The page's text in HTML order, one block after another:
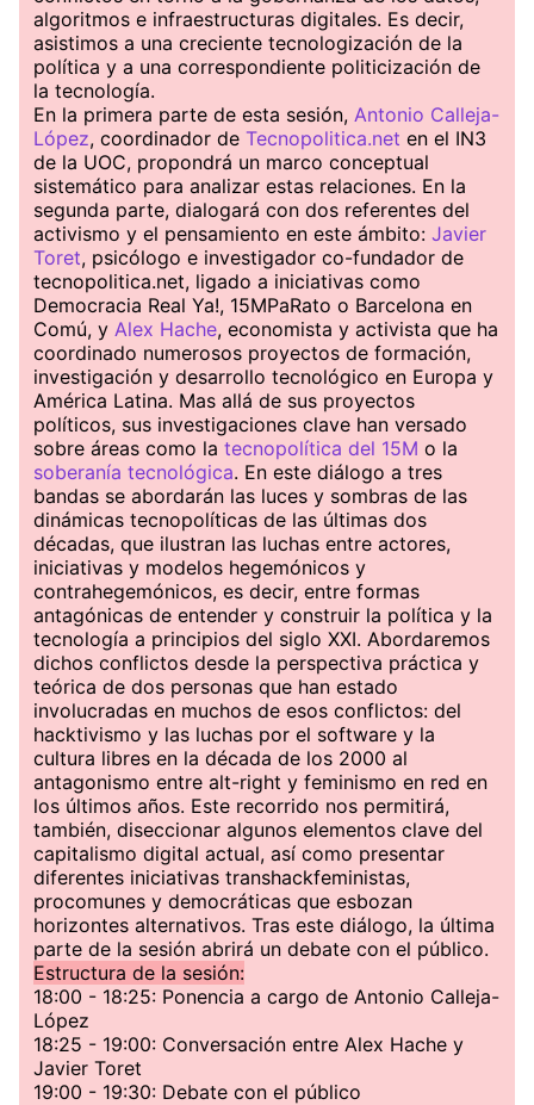
algoritmos e infraestructuras digitales. Es decir,
asistimos a una creciente tecnologización de la
política y a una correspondiente politicización de
la tecnología.
En la primera parte de esta sesión, Antonio Calleja-
López, coordinador de Tecnopolitica.net en el IN3
de la UOC, propondrá un marco conceptual
sistemático para analizar estas relaciones. En la
segunda parte, dialogará con dos referentes del
activismo y el pensamiento en este ámbito: Javier
Toret, psicólogo e investigador co-fundador de
tecnopolitica.net, ligado a iniciativas como
Democracia Real Ya!, 15MPaRato o Barcelona en
Comú, y Alex Hache, economista y activista que ha
coordinado numerosos proyectos de formación,
investigación y desarrollo tecnológico en Europa y
América Latina. Mas allá de sus proyectos
políticos, sus investigaciones clave han versado
sobre áreas como la tecnopolítica del 15M o la
soberanía tecnológica. En este diálogo a tres
bandas se abordarán las luces y sombras de las
dinámicas tecnopolíticas de las últimas dos
décadas, que ilustran las luchas entre actores,
iniciativas y modelos hegemónicos y
contrahegemónicos, es decir, entre formas
antagónicas de entender y construir la política y la
tecnología a principios del siglo XXI. Abordaremos
dichos conflictos desde la perspectiva práctica y
teórica de dos personas que han estado
involucradas en muchos de esos conflictos: del
hacktivismo y las luchas por el software y la
cultura libres en la década de los 2000 al
antagonismo entre alt-right y feminismo en red en
los últimos años. Este recorrido nos permitirá,
también, diseccionar algunos elementos clave del
capitalismo digital actual, así como presentar
diferentes iniciativas transhackfeministas,
procomunes y democráticas que esbozan
horizontes alternativos. Tras este diálogo, la última
parte de la sesión abrirá un debate con el público.
Estructura de la sesión:
18:00 - 18:25: Ponencia a cargo de Antonio Calleja-
López
18:25 - 19:00: Conversación entre Alex Hache y
Javier Toret
19:00 - 19:30: Debate con el público